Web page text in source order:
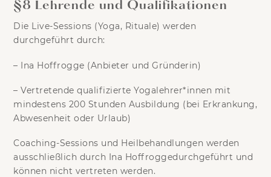
§8 Lehrende und Qualifikationen
Die Live-Sessions (Yoga, Rituale) werden
durchgeführt durch:
– Ina Hoffrogge (Anbieter und Gründerin)
– Vertretende qualifizierte Yogalehrer*innen mit
mindestens 200 Stunden Ausbildung (bei Erkrankung,
Abwesenheit oder Urlaub)
Coaching-Sessions und Heilbehandlungen werden
ausschließlich durch Ina Hoffroggedurchgeführt und
können nicht vertreten werden.